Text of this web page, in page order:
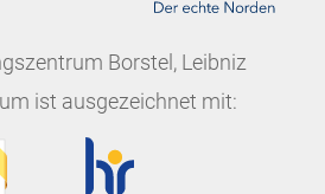
Borstel, Leibniz
ist ausgezeichnet mit: